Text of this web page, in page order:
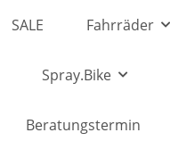
SALE Fahrräder
Spray.Bike
Beratungstermin